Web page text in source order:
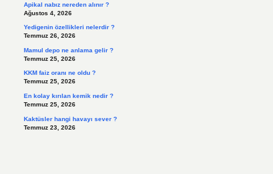
Apikal nabız nereden alınır ?
Ağustos 4, 2026
Yedigenin özellikleri nelerdir ?
Temmuz 26, 2026
Mamul depo ne anlama gelir ?
Temmuz 25, 2026
KKM faiz oranı ne oldu ?
Temmuz 25, 2026
En kolay kırılan kemik nedir ?
Temmuz 25, 2026
Kaktüsler hangi havayı sever ?
Temmuz 23, 2026